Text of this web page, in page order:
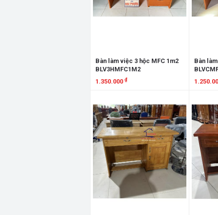
Bàn làm việc 3 hộc MFC 1m2
BLV3HMFC1M2
1.350.000 ₫
Bàn